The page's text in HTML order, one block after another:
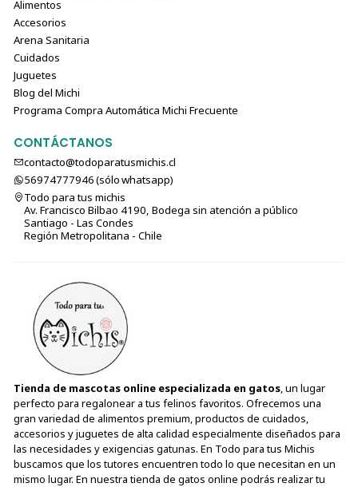
Alimentos
Accesorios
Arena Sanitaria
Cuidados
Juguetes
Blog del Michi
Programa Compra Automática Michi Frecuente
CONTÁCTANOS
contacto@todoparatusmichis.cl
56974777946 (sólo⁣⁣⁣⁣⁣​​​​​​​​​​​​​​​ whatsapp)
Todo para tus michis
Av. Francisco Bilbao 4190, Bodega sin atención a público
Santiago - Las Condes
Región Metropolitana - Chile
Tienda de mascotas online especializada en gatos, un lugar
perfecto para regalonear a tus felinos favoritos. Ofrecemos una
gran variedad de alimentos premium, productos de cuidados,
accesorios y juguetes de alta calidad especialmente diseñados para
las necesidades y exigencias gatunas. En Todo para tus Michis
buscamos que los tutores encuentren todo lo que necesitan en un
mismo lugar. En nuestra tienda de gatos online podrás realizar tu